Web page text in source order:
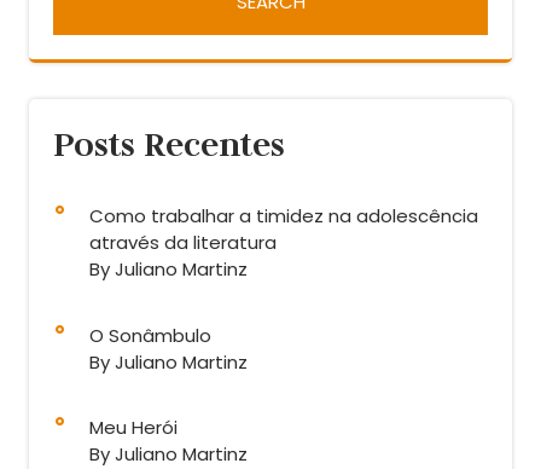
Posts Recentes
Como trabalhar a timidez na adolescência
através da literatura
By Juliano Martinz
O Sonâmbulo
By Juliano Martinz
Meu Herói
By Juliano Martinz